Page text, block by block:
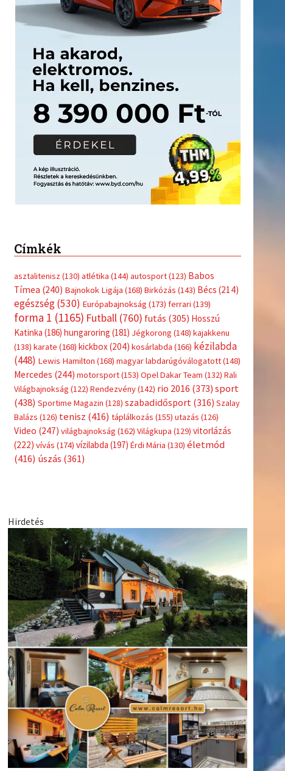
Címkék
asztalitenisz (130) atlétika (144) autosport(123) Babos
Tímea (240) Bajnokok Ligája (168) Birkózás (143) Bécs (214)
egészség(530) Európabajnokság (173) ferrari (139)
forma 1 (1165) Futball (760) futás (305) Hosszú
Katinka (186) hungaroring (181) Jégkorong (148) kajakkenu
(138) karate (168) kickbox(204) kosárlabda (166) kézilabda
(448) Lewis Hamilton (168) magyar labdarúgóválogatott(148)
Mercedes (244) motorsport(153) Opel Dakar Team (132) Rali
Világbajnokság (122) Rendezvény(142) rio 2016 (373) sport
(438) Sportime Magazin (128) szabadidősport (316) Szalay
Balázs (126) tenisz (416) táplálkozás (155) utazás (126)
Video (247) világbajnokság (162) Világkupa (129) vitorlázás
(222) vívás (174) vízilabda (197) Érdi Mária (130) életmód
(416) úszás (361)
Hirdetés